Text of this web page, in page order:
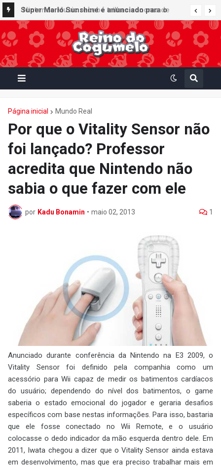
Super Mario Sunshine é anunciado para o
Nintendo GameCube - Nintendo Classics do
Nintendo Switch Online
Página inicial Mundo Real
Por que o Vitality Sensor não
foi lançado? Professor
acredita que Nintendo não
sabia o que fazer com ele
por Kadu Bonamin • maio 02, 2013 1
Anunciado durante conferência da Nintendo na E3 2009, o
Vitality Sensor foi definido pela companhia como um
acessório para Wii capaz de medir os batimentos cardíacos
do usuário; dependendo do nível dos batimentos, o game
saberia o estado emocional do jogador e geraria desafios
específicos com base nestas informações. Para isso, bastaria
que ele fosse conectado no Wii Remote, e o usuário
colocasse o dedo indicador da mão esquerda dentro dele. Em
2011, Iwata chegou a dizer que o Vitality Sensor ainda estava
em desenvolvimento, mas que era preciso trabalhar mais em